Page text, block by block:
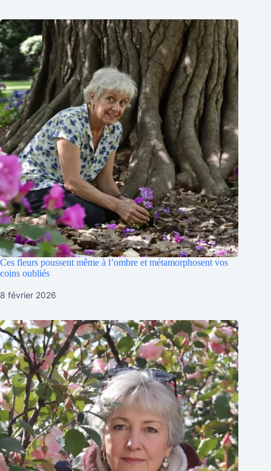
Ces fleurs poussent même à l’ombre et métamorphosent vos
coins oubliés
8 février 2026